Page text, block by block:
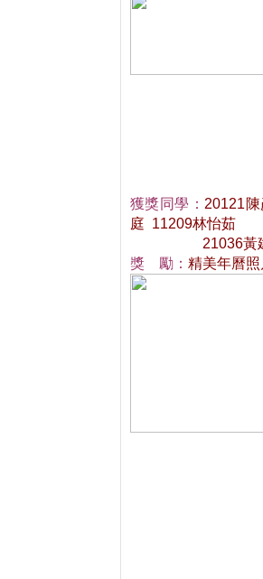
獲獎同學： 20121陳
庭  11209林怡茹
21036黃
獎    勵： 精美年曆照